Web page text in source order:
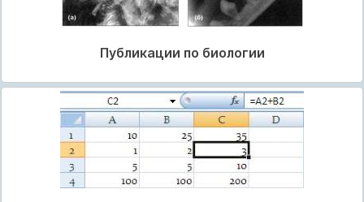
Публикации по биологии